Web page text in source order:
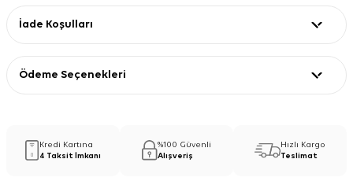
İade Koşulları
Ödeme Seçenekleri
Kredi Kartına
4 Taksit İmkanı
%100 Güvenli
Alışveriş
Hızlı Kargo
Teslimat